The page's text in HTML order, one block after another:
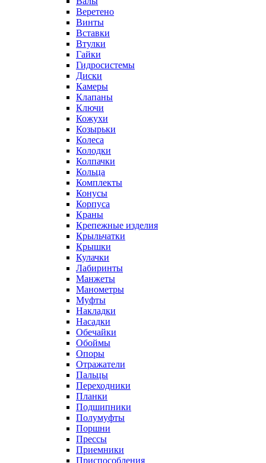
Веретено
Винты
Вставки
Втулки
Гайки
Гидросистемы
Диски
Камеры
Клапаны
Ключи
Кожухи
Козырьки
Колеса
Колодки
Колпачки
Кольца
Комплекты
Конусы
Корпуса
Краны
Крепежные изделия
Крыльчатки
Крышки
Кулачки
Лабиринты
Манжеты
Манометры
Муфты
Накладки
Насадки
Обечайки
Обоймы
Опоры
Отражатели
Пальцы
Переходники
Планки
Подшипники
Полумуфты
Поршни
Прессы
Приемники
Приспособления